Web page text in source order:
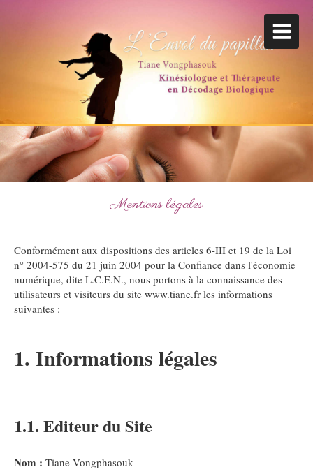
Mentions légales
Conformément aux dispositions des articles 6-III et 19 de la Loi
n° 2004-575 du 21 juin 2004 pour la Confiance dans l'économie
numérique, dite L.C.E.N., nous portons à la connaissance des
utilisateurs et visiteurs du site www.tiane.fr les informations
suivantes :
1. Informations légales
1.1. Editeur du Site
Nom : Tiane Vongphasouk